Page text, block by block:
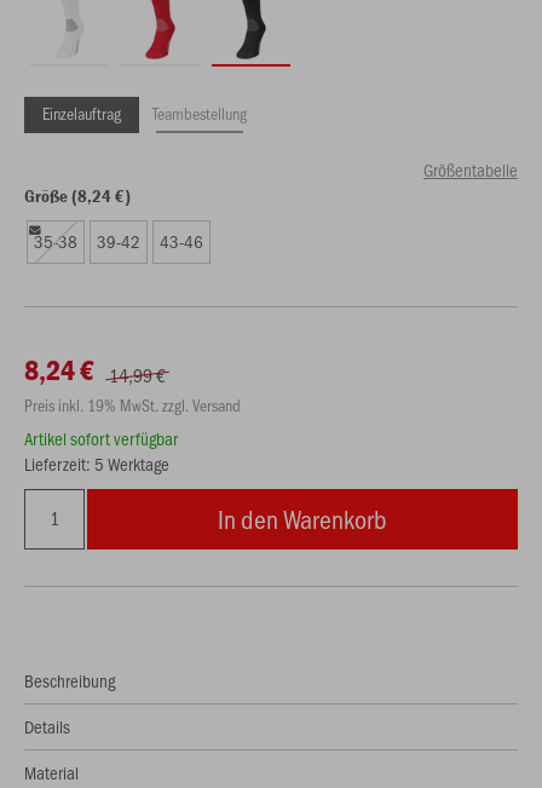
Einzelauftrag Teambestellung
Größentabelle
Größe (8,24 €)
35-38 39-42 43-46
8,24 € 14,99 €
Preis inkl. 19% MwSt. zzgl. Versand
Artikel sofort verfügbar
Lieferzeit: 5 Werktage
In den Warenkorb
Beschreibung
Details
Material